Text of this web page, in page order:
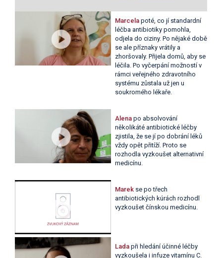
Marcela poté, co jí standardní
léčba antibiotiky pomohla,
odjela do ciziny. Po nějaké době
se ale příznaky vrátily a
zhoršovaly. Přijela domů, aby se
léčila. Po vyčerpání možností v
rámci veřejného zdravotního
systému zůstala už jen u
soukromého lékaře.
Alena po absolvování
několikáté antibiotické léčby
zjistila, že se jí po dobrání léků
vždy opět přitíží. Proto se
rozhodla vyzkoušet alternativní
medicínu.
Marek se po třech
antibiotických kúrách rozhodl
vyzkoušet čínskou medicínu.
Lada při hledání účinné léčby
vyzkoušela i infuze vitamínu C.